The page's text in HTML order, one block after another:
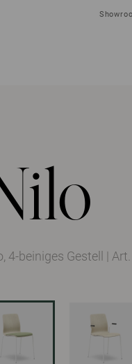
4-beiniges Gestell |